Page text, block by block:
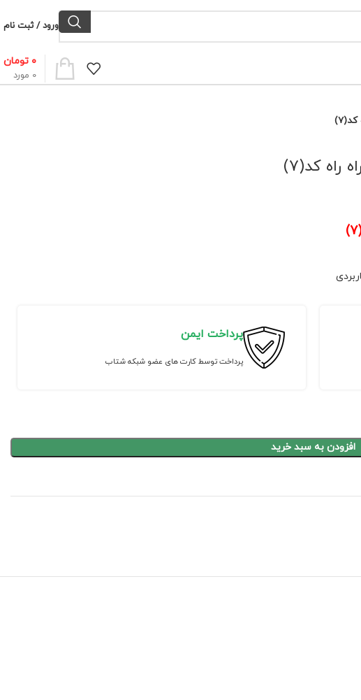
ورود / ثبت نام
0 مورد
۰ تومان
راه کد(7)
پرداخت ایمن
پرداخت توسط کارت های عضو شبکه شتاب
افزودن به سبد خرید